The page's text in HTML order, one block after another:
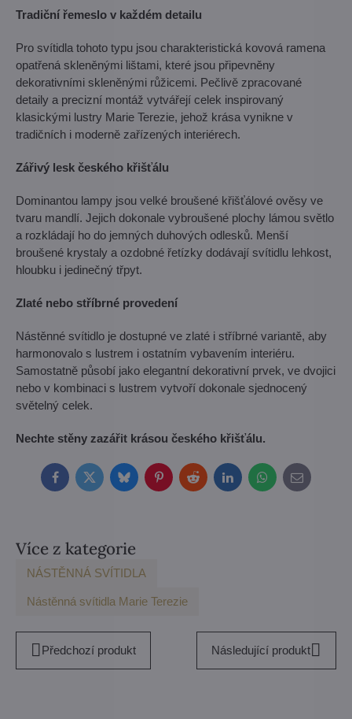
Tradiční řemeslo v každém detailu
Pro svítidla tohoto typu jsou charakteristická kovová ramena
opatřená skleněnými lištami, které jsou připevněny
dekorativními skleněnými růžicemi. Pečlivě zpracované
detaily a precizní montáž vytvářejí celek inspirovaný
klasickými lustry Marie Terezie, jehož krása vynikne v
tradičních i moderně zařízených interiérech.
Zářivý lesk českého křišťálu
Dominantou lampy jsou velké broušené křišťálové ověsy ve
tvaru mandlí. Jejich dokonale vybroušené plochy lámou světlo
a rozkládají ho do jemných duhových odlesků. Menší
broušené krystaly a ozdobné řetízky dodávají svítidlu lehkost,
hloubku i jedinečný třpyt.
Zlaté nebo stříbrné provedení
Nástěnné svítidlo je dostupné ve zlaté i stříbrné variantě, aby
harmonovalo s lustrem i ostatním vybavením interiéru.
Samostatně působí jako elegantní dekorativní prvek, ve dvojici
nebo v kombinaci s lustrem vytvoří dokonale sjednocený
světelný celek.
Nechte stěny zazářit krásou českého křišťálu.
FacebookTwitterBlueskyPinterestRedditLinkedInWhatsApp
E-
mail
Více z kategorie
NÁSTĚNNÁ SVÍTIDLA
Nástěnná svítidla Marie Terezie
Předchozí produkt Následující produkt